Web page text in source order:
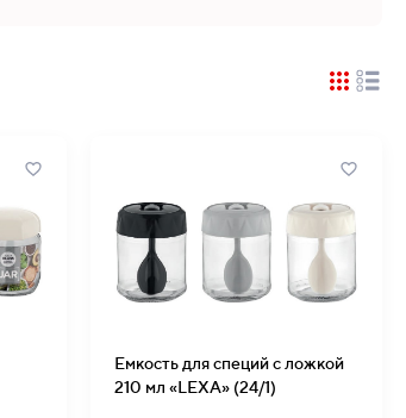
Емкость для специй с ложкой
210 мл «LEXA» (24/1)